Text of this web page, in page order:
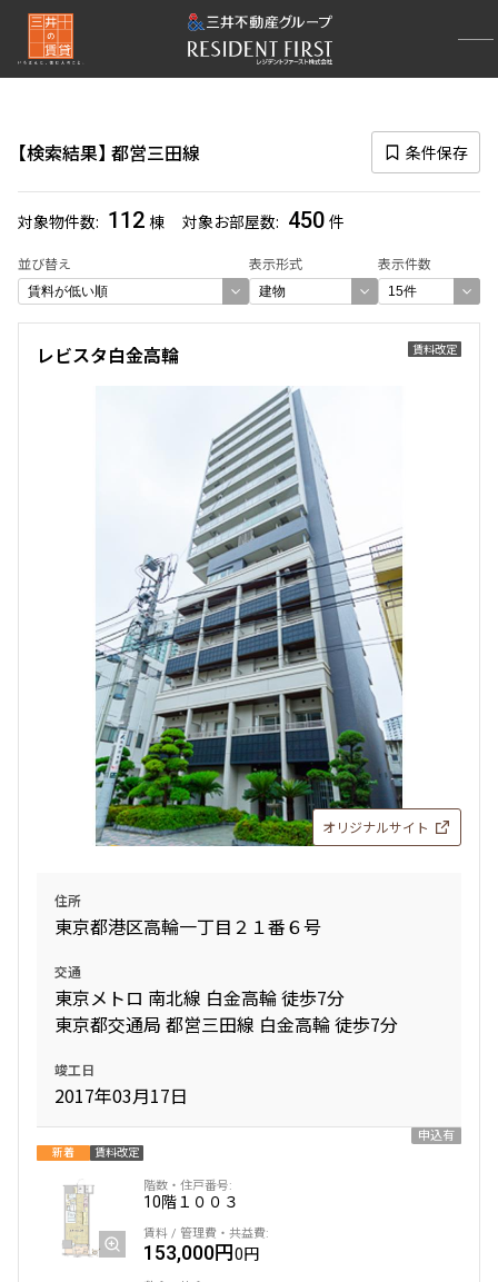
検索結果 都営三田線 条件保存
対象物件数 112 棟 対象お部屋数 450 件
並び替え 表示形式 表示件数
再検索ナビゲーション
選択中の路線
都営三田線 (450)
選び方を変更する
検索対象お部屋数
450件
お部屋を再検索
検索結果の絞り込み
〜
管理費/共益費含む
礼金１ヶ月以下
フリーレント付き
間取り
1R〜1K
1DK〜1LDK
2LDK
4LDK〜
築年数
指定なし
新築
1年以内
3年以内
賃料改定
レビスタ白金高輪
オリジナルサイト
住所
東京都港区高輪一丁目２１番６号
交通
東京メトロ 南北線 白金高輪 徒歩7分
東京都交通局 都営三田線 白金高輪 徒歩7分
竣工日
2017年03月17日
新着 賃料改定
申込有
10階１００３
153,000円0円